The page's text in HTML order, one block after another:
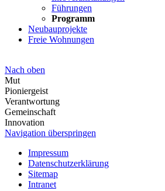
Führungen
Programm
Neubauprojekte
Freie Wohnungen
Nach oben
Mut
Pioniergeist
Verantwortung
Gemeinschaft
Innovation
Navigation überspringen
Impressum
Datenschutzerklärung
Sitemap
Intranet